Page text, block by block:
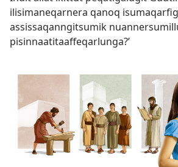
ilisimaneqarnera qanoq
assissaqanngitsumik
pisinnaatitaaffeqarlunga?’